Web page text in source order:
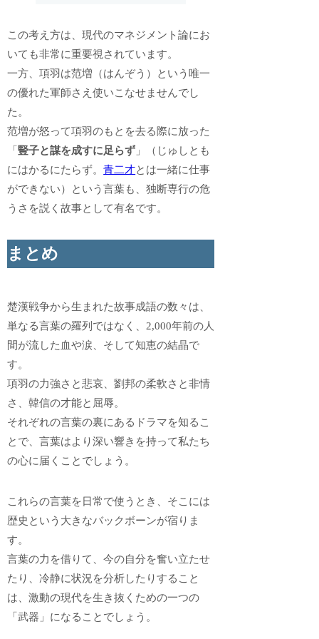
この考え方は、現代のマネジメント論にお
いても非常に重要視されています。
一方、項羽は范増（はんぞう）という唯一
の優れた軍師さえ使いこなせませんでし
た。
范増が怒って項羽のもとを去る際に放った
「豎子と謀を成すに足らず 」（じゅしとも
にはかるにたらず。青二才とは一緒に仕事
ができない）という言葉も、独断専行の危
うさを説く故事として有名です。
まとめ
楚漢戦争から生まれた故事成語の数々は、
単なる言葉の羅列ではなく、2,000年前の人
間が流した血や涙、そして知恵の結晶で
す。
項羽の力強さと悲哀、劉邦の柔軟さと非情
さ、韓信の才能と屈辱。
それぞれの言葉の裏にあるドラマを知るこ
とで、言葉はより深い響きを持って私たち
の心に届くことでしょう。
これらの言葉を日常で使うとき、そこには
歴史という大きなバックボーンが宿りま
す。
言葉の力を借りて、今の自分を奮い立たせ
たり、冷静に状況を分析したりすること
は、激動の現代を生き抜くための一つの
「武器」になることでしょう。